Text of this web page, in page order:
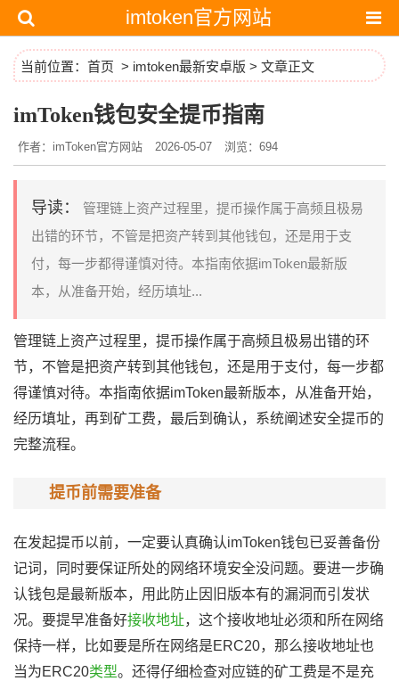
imtoken官方网站
当前位置： 首页 > imtoken最新安卓版 > 文章正文
imToken钱包安全提币指南
作者：imToken官方网站 2026-05-07 浏览：694
导读：
管理链上资产过程里，提币操作属于高频且极易
出错的环节，不管是把资产转到其他钱包，还是用于支
付，每一步都得谨慎对待。本指南依据imToken最新版
本，从准备开始，经历填址...
管理链上资产过程里，提币操作属于高频且极易出错的环
节，不管是把资产转到其他钱包，还是用于支付，每一步都
得谨慎对待。本指南依据imToken最新版本，从准备开始，
经历填址，再到矿工费，最后到确认，系统阐述安全提币的
完整流程。
提币前需要准备
在发起提币以前，一定要认真确认imToken钱包已妥善备份
记词，同时要保证所处的网络环境安全没问题。要进一步确
认钱包是最新版本，用此防止因旧版本有的漏洞而引发状
况。要提早准备好接收地址，这个接收地址必须和所在网络
保持一样，比如要是所在网络是ERC20，那么接收地址也
当为ERC20类型。还得仔细检查对应链的矿工费是不是充